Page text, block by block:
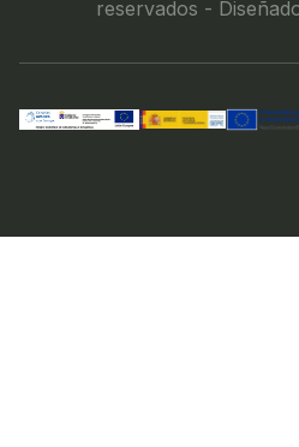
reservados -